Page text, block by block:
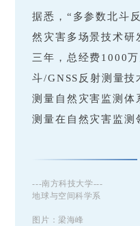
据悉，“多参数北斗
然灾害多场景技术研
三年，总经费1000
斗/GNSS反射测量技
测量自然灾害监测体
测量在自然灾害监测
---南方科技大学---
地球与空间科学系
图片：梁海峰